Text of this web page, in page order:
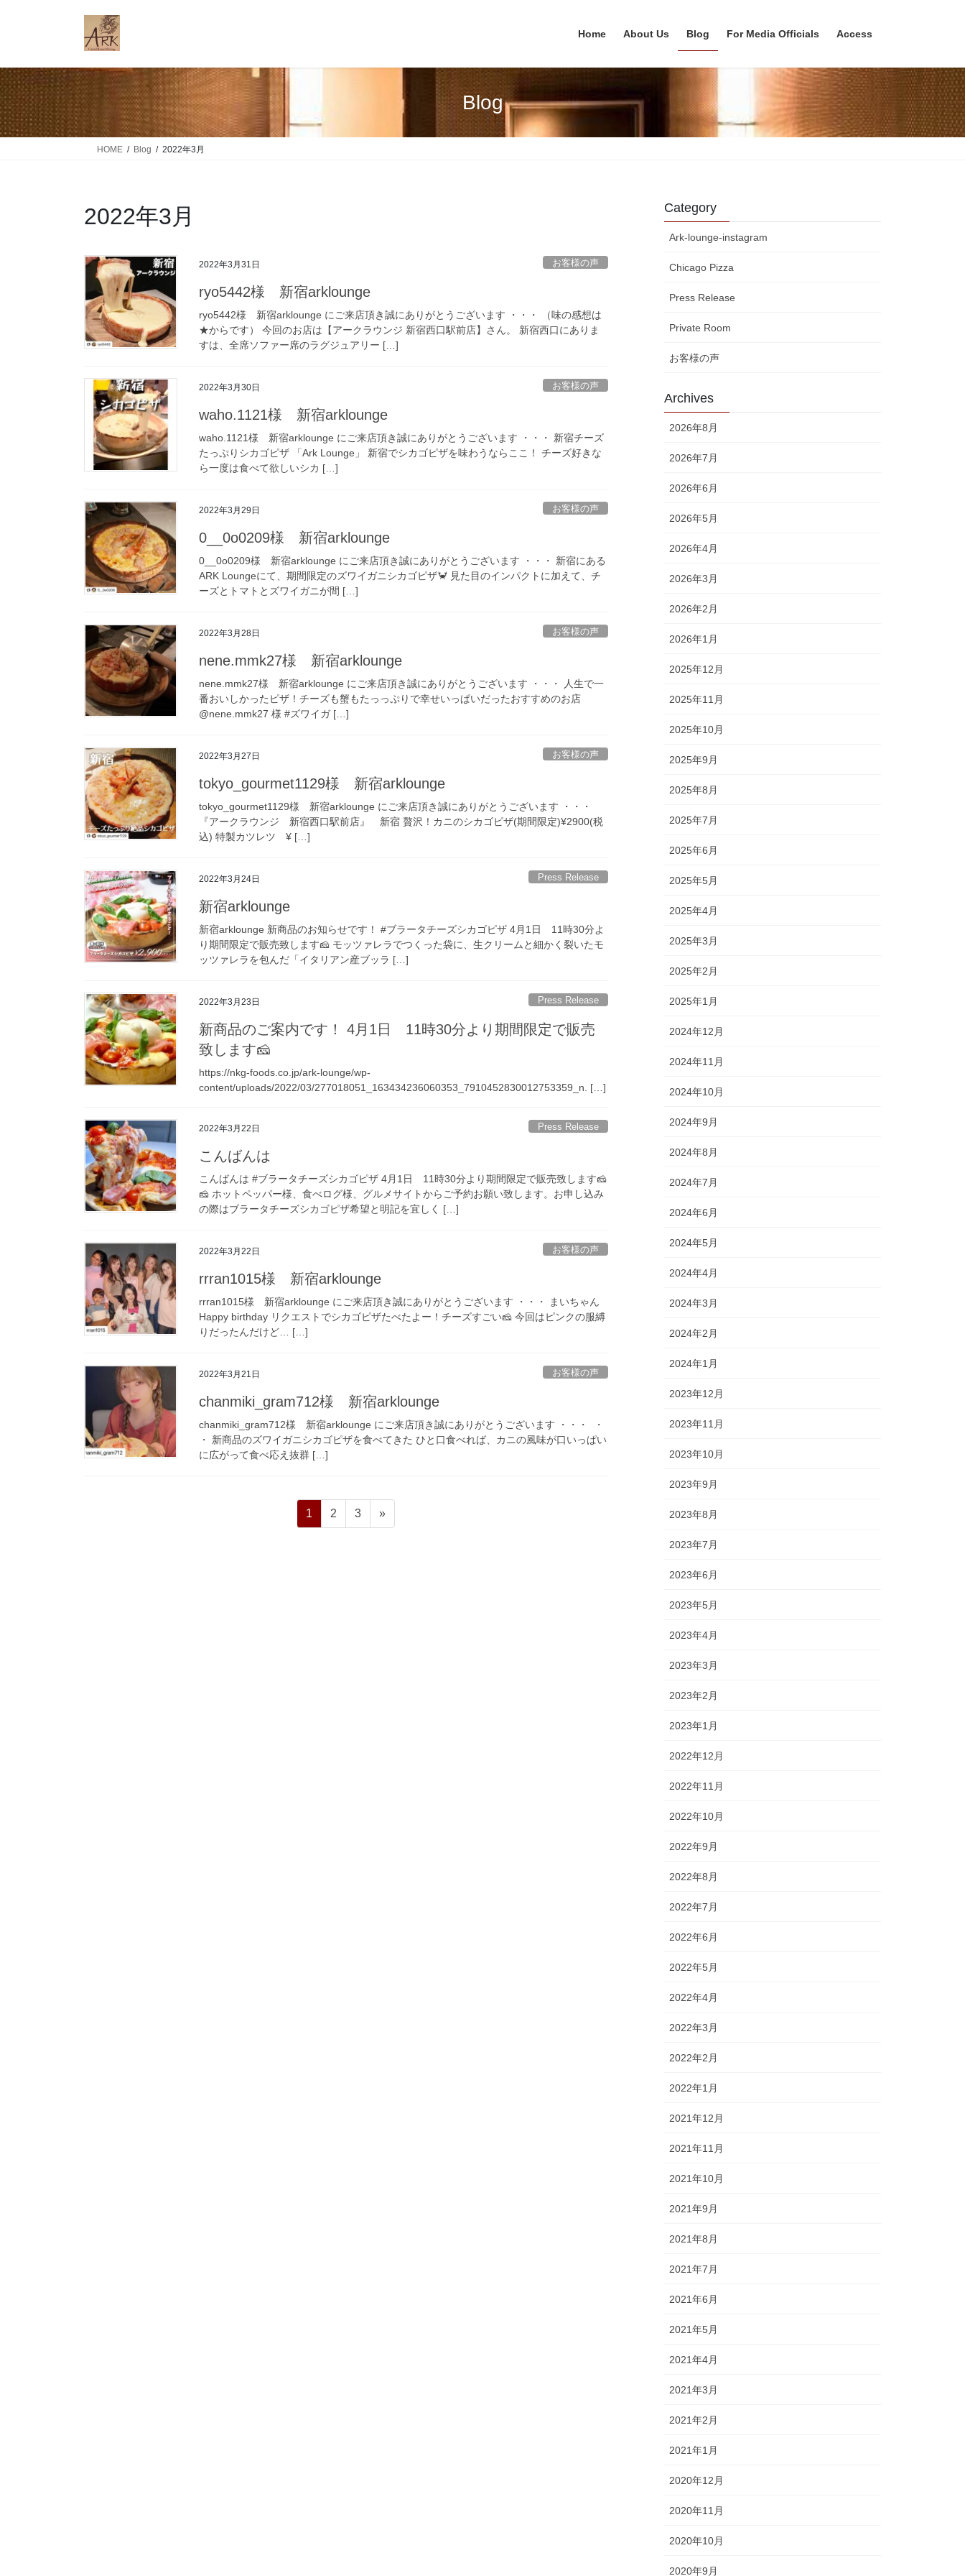
ツ
に
移
動
シ
ョ
ン
に
Home About Us Blog For Media Officials Access
Blog
HOME Blog 2022年3月
2022年3月
2022年3月31日 お客様の声
ryo5442様 新宿arklounge
ryo5442様 新宿arklounge にご来店頂き誠にありがとうございます ・・・ （味の感想は
★からです） 今回のお店は【アークラウンジ 新宿西口駅前店】さん。 新宿西口にありま
すは、全席ソファー席のラグジュアリー […]
2022年3月30日 お客様の声
waho.1121様 新宿arklounge
waho.1121様 新宿arklounge にご来店頂き誠にありがとうございます ・・・ 新宿チーズ
たっぷりシカゴピザ 「Ark Lounge」 新宿でシカゴピザを味わうならここ！ チーズ好きな
ら一度は食べて欲しいシカ […]
2022年3月29日 お客様の声
0__0o0209様 新宿arklounge
0__0o0209様 新宿arklounge にご来店頂き誠にありがとうございます ・・・ 新宿にある
ARK Loungeにて、期間限定のズワイガニシカゴピザ🦀 見た目のインパクトに加えて、チ
ーズとトマトとズワイガニが間 […]
2022年3月28日 お客様の声
nene.mmk27様 新宿arklounge
nene.mmk27様 新宿arklounge にご来店頂き誠にありがとうございます ・・・ 人生で一
番おいしかったピザ！チーズも蟹もたっっぷりで幸せいっぱいだった️おすすめのお店
@nene.mmk27 様 #ズワイガ […]
2022年3月27日 お客様の声
tokyo_gourmet1129様 新宿arklounge
tokyo_gourmet1129様 新宿arklounge にご来店頂き誠にありがとうございます ・・・
『アークラウンジ 新宿西口駅前店』 新宿 贅沢！カニのシカゴピザ(期間限定)¥2900(税
込) 特製カツレツ ¥ […]
2022年3月24日 Press Release
新宿arklounge
新宿arklounge 新商品のお知らせです！ #ブラータチーズシカゴピザ 4月1日 11時30分よ
り期間限定で販売致します🧀 モッツァレラでつくった袋に、生クリームと細かく裂いたモ
ッツァレラを包んだ「イタリアン産ブッラ […]
2022年3月23日 Press Release
新商品のご案内です！ 4月1日 11時30分より期間限定で販売
致します🧀
https://nkg-foods.co.jp/ark-lounge/wp-
content/uploads/2022/03/277018051_163434236060353_7910452830012753359_n. […]
2022年3月22日 Press Release
こんばんは
こんばんは #ブラータチーズシカゴピザ 4月1日 11時30分より期間限定で販売致します🧀
🧀 ホットペッパー様、食べログ様、グルメサイトからご予約お願い致します。お申し込み
の際はブラータチーズシカゴピザ希望と明記を宜しく […]
2022年3月22日 お客様の声
rrran1015様 新宿arklounge
rrran1015様 新宿arklounge にご来店頂き誠にありがとうございます ・・・ まいちゃん
Happy birthday リクエストでシカゴピザたべたよー！チーズすごい🧀 今回はピンクの服縛
りだったんだけど… […]
2022年3月21日 お客様の声
chanmiki_gram712様 新宿arklounge
chanmiki_gram712様 新宿arklounge にご来店頂き誠にありがとうございます ・・・ ‍ ・
・ 新商品のズワイガニシカゴピザを食べてきた ひと口食べれば、カニの風味が口いっぱい
に広がって食べ応え抜群 […]
ペ
ー
1
ペ
ー
2
ペ
ー
3 »
Category
Ark-lounge-instagram
Chicago Pizza
Press Release
Private Room
お客様の声
Archives
2026年8月
2026年7月
2026年6月
2026年5月
2026年4月
2026年3月
2026年2月
2026年1月
2025年12月
2025年11月
2025年10月
2025年9月
2025年8月
2025年7月
2025年6月
2025年5月
2025年4月
2025年3月
2025年2月
2025年1月
2024年12月
2024年11月
2024年10月
2024年9月
2024年8月
2024年7月
2024年6月
2024年5月
2024年4月
2024年3月
2024年2月
2024年1月
2023年12月
2023年11月
2023年10月
2023年9月
2023年8月
2023年7月
2023年6月
2023年5月
2023年4月
2023年3月
2023年2月
2023年1月
2022年12月
2022年11月
2022年10月
2022年9月
2022年8月
2022年7月
2022年6月
2022年5月
2022年4月
2022年3月
2022年2月
2022年1月
2021年12月
2021年11月
2021年10月
2021年9月
2021年8月
2021年7月
2021年6月
2021年5月
2021年4月
2021年3月
2021年2月
2021年1月
2020年12月
2020年11月
2020年10月
2020年9月